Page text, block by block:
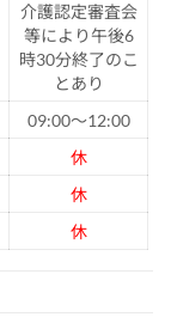
介護認定審査会
等により午後6
時30分終了のこ
とあり
09:00～12:00
休
休
休